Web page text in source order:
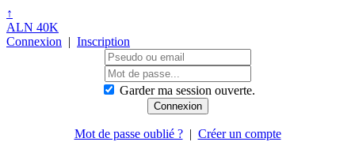
↑
ALN 40K
Connexion | Inscription
Garder ma session ouverte.
Mot de passe oublié ?| Créer un compte